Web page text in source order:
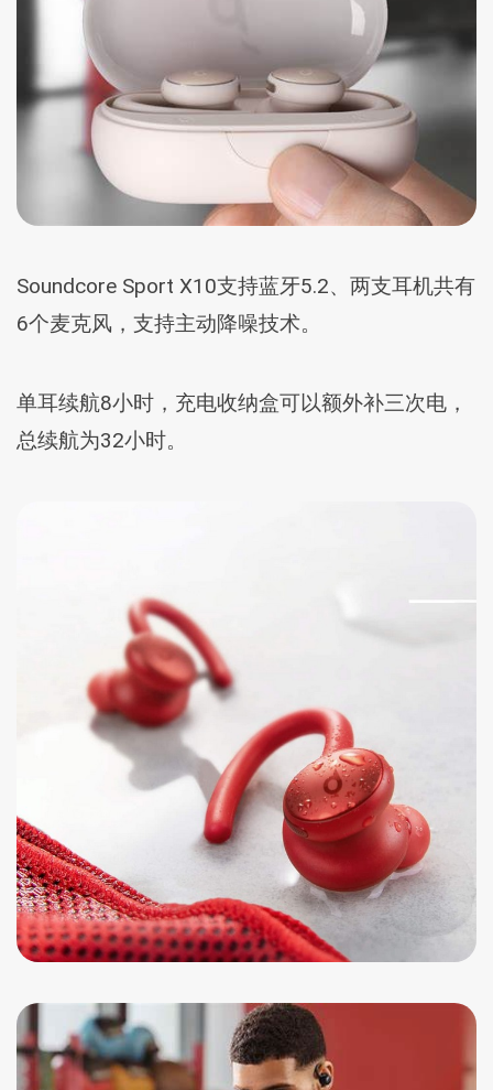
Soundcore Sport X10支持蓝牙5.2、两支耳机共有
6个麦克风，支持主动降噪技术。
单耳续航8小时，充电收纳盒可以额外补三次电，
总续航为32小时。